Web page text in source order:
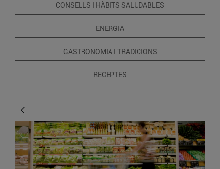
CONSELLS I HÀBITS SALUDABLES
ENERGIA
GASTRONOMIA I TRADICIONS
RECEPTES